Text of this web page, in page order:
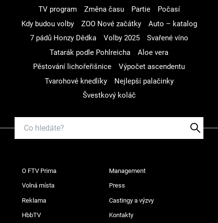
TV program
Změna času Partie
Počasí
Kdy budou volby
ZOO Nové začátky
Auto – katalog
7 pádů Honzy Dědka
Volby 2025
Svařené víno
Tatarák podle Pohlreicha
Aloe vera
Pěstování lichořeřišnice
Výpočet ascendentu
Tvarohové knedlíky
Nejlepší palačinky
Švestkový koláč
O FTV Prima Management
Volná místa Press
Reklama Castingy a výzvy
HbbTV Kontakty